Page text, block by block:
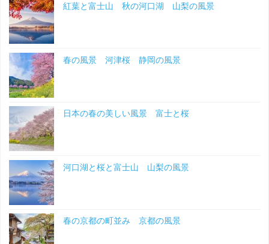
風
紅葉と富士山 秋の河口湖 山梨の風景
春の風景 河津桜 静岡の風景
日本の春の美しい風景 富士と桜
河口湖と桜と富士山 山梨の風景
春の京都の町並み 京都の風景